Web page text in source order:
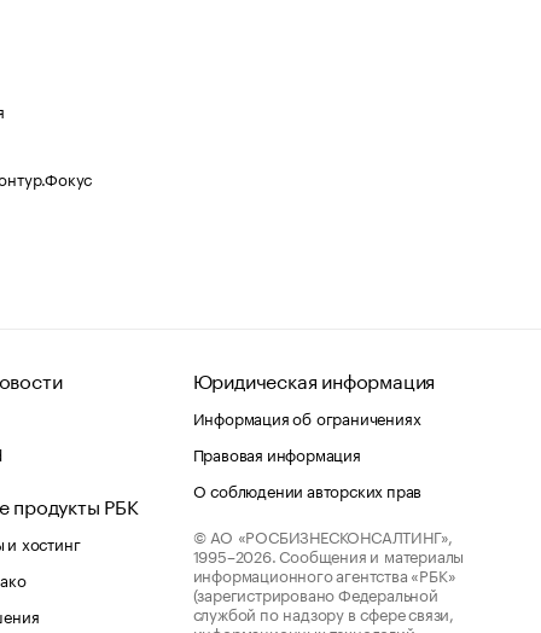
продукты РБК
хостинг
Юридическая информация
Информация об ограничениях
Правовая информация
О соблюдении авторских прав
© АО «РОСБИЗНЕСКОНСАЛТИНГ»,
1995–2026. Сообщения и материалы
информационного агентства «РБК»
(зарегистрировано Федеральной
службой по надзору в сфере связи,